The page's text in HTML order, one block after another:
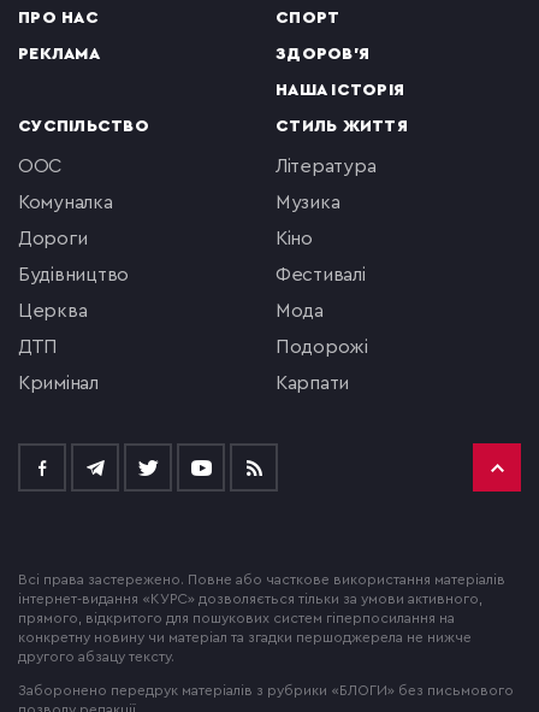
ПРО НАС
РЕКЛАМА
СПОРТ
ЗДОРОВ'Я
НАША ІСТОРІЯ
СУСПІЛЬСТВО
ООС
комуналка
Дороги
будівництво
церква
ДТП
кримінал
СТИЛЬ ЖИТТЯ
література
музика
кіно
фестивалі
мода
подорожі
Карпати
Всі права застережено. Повне або часткове використання матеріалів
інтернет-видання «КУРС» дозволяється тільки за умови активного,
прямого, відкритого для пошукових систем гіперпосилання на
конкретну новину чи матеріал та згадки першоджерела не нижче
другого абзацу тексту.
Заборонено передрук матеріалів з рубрики «БЛОГИ» без письмового